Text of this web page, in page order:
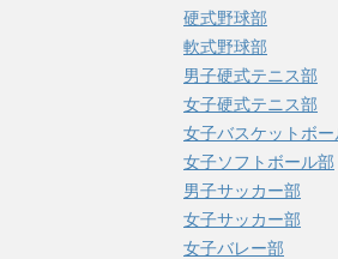
硬式野球部
軟式野球部
男子硬式テニス部
女子硬式テニス部
女子バスケットボー
女子ソフトボール部
男子サッカー部
女子サッカー部
女子バレー部